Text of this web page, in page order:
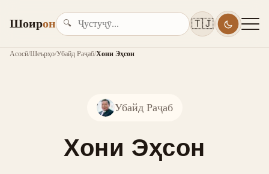
Шоирон 🔍 🇹🇯
Асосӣ/Шеърҳо/Убайд Раҷаб/Хони Эҳсон
Убайд Раҷаб
Хони Эҳсон